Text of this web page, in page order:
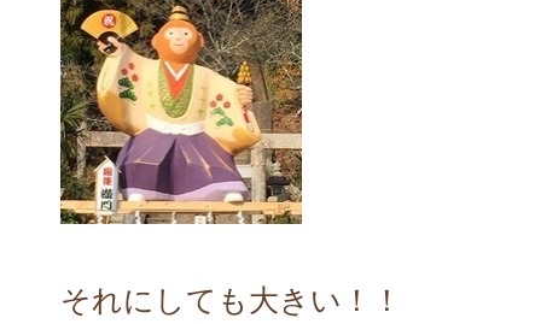
それにしても大きい！！